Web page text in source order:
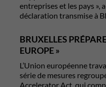
entreprises et les pays »,
déclaration transmise à
BRUXELLES
EUROPE »
L’Union européenne
série de mesures
Accelerator Act, qui